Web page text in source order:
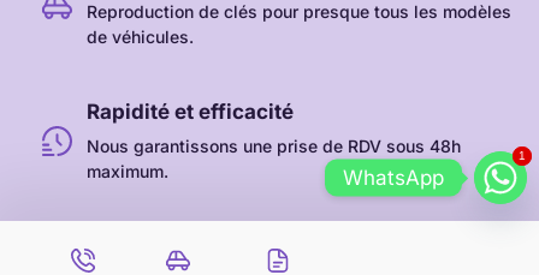
Reproduction de clés pour presque tous les modèles
de véhicules.
Rapidité et efficacité
Nous garantissons une prise de RDV sous 48h
maximum.
Intervention au véhicule
WhatsApp
11